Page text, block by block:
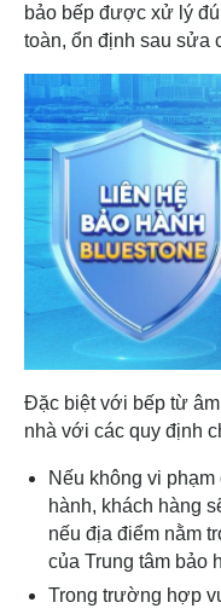
bảo bếp được xử lý
toàn, ổn định sau sửa
Đặc biệt với bếp từ
nhà với các quy định
Nếu không vi
hành, khách hàng
nếu địa điểm nằm
của Trung tâm bảo
Trong trường hợp